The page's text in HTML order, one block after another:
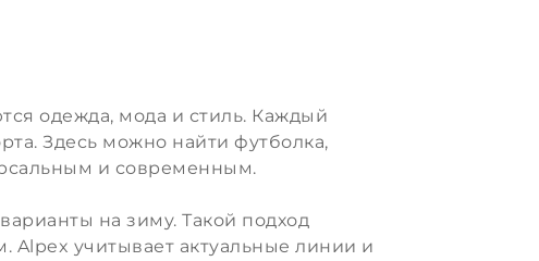
одежда, мода и стиль. Каждый
Здесь можно найти футболка,
и современным.
на зиму. Такой подход
Alpex учитывает актуальные линии и